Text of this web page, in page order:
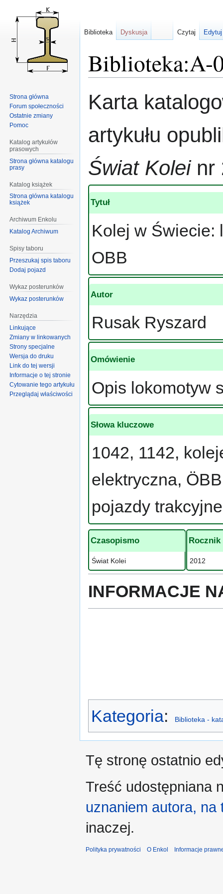
Biblioteka:A-
do
do
Karta
artykułu
Świat Koleinr
Tytuł
Kolej w Świecie:
OBB
Autor
Rusak Ryszard
Omówienie
Opis lokomotyw
Słowa kluczowe
1042, 1142,
elektryczna,
pojazdy
Czasopismo
Świat Kolei
Rocznik
2012
INFORMACJE
Kategoria: Biblioteka -
Biblioteka Dyskusja Czytaj
Strona główna
Forum społeczności
Ostatnie zmiany
Pomoc
Katalog artykułów
prasowych
Strona główna katalogu
prasy
Katalog książek
Strona główna katalogu
książek
Archiwum Enkolu
Katalog Archiwum
Spisy taboru
Przeszukaj spis taboru
Dodaj pojazd
Wykaz posterunków
Wykaz posterunków
Narzędzia
Linkujące
Zmiany w linkowanych
Strony specjalne
Wersja do druku
Link do tej wersji
Informacje o tej stronie
Cytowanie tego artykułu
Przeglądaj właściwości
Tę stronę ostatnio
Treść udostępniana
uznaniem autora,
inaczej.
Polityka prywatności O Enkol Informacje